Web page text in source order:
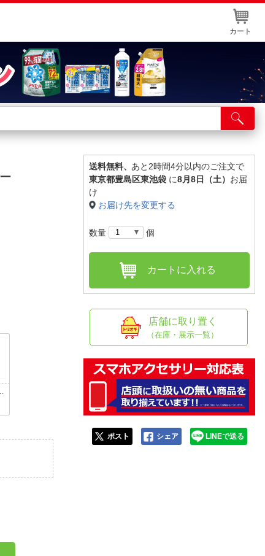
カート
サービス
取り置き
報・店舗一覧
送料無料、 あと2時間4分以内のご注文で
東京都豊島区東池袋 に8月8日（土） お届
け
お届け先を変更する
数量 個
カートに入れる
店舗に取り置く
（在庫・展示一覧）
ポスト シェア LINEで送る